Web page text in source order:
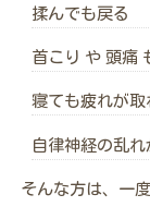
揉んでも戻る
首こり や 頭痛
寝ても疲れが取
自律神経の乱
そんな方は、一